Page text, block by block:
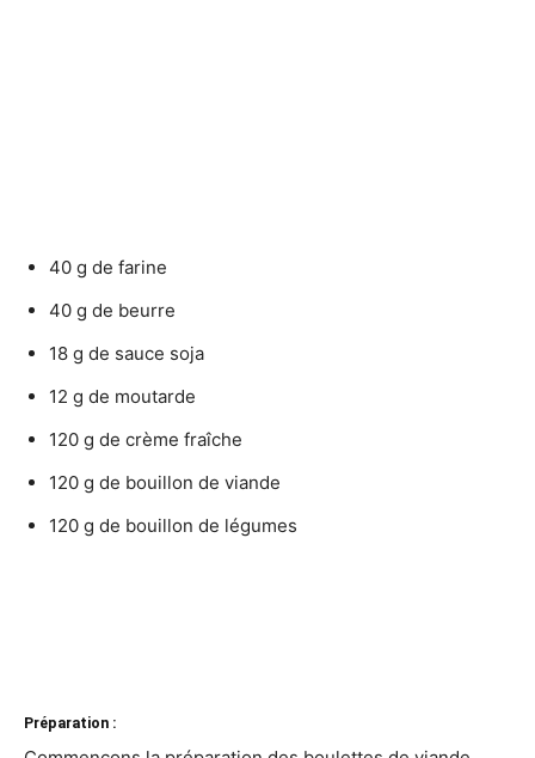
40 g de farine
40 g de beurre
18 g de sauce soja
12 g de moutarde
120 g de crème fraîche
120 g de bouillon de viande
120 g de bouillon de légumes
Préparation :